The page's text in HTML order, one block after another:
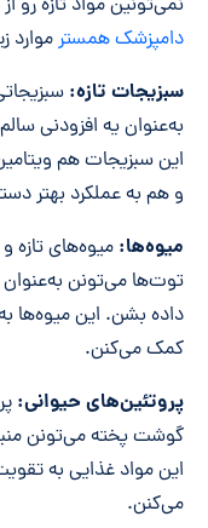
نمی‌تونین مواد تازه
دامپزشک همسترموارد
سبزیجات تازه:
به‌عنوان یه افزودنی
این سبزیجات هم
و هم به عملکرد بهتر
میوه‌ها: میوه‌های تازه
توت‌ها می‌تونن
کمک می‌کنن.
پروتئین‌های حیوانی:
گوشت پخته می‌تونن
این مواد غذایی به
می‌کنن.